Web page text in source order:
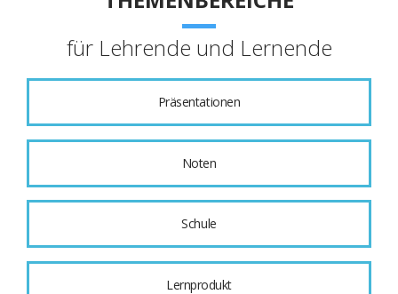
für Lehrende und Lernende
Präsentationen
Noten
Schule
Lernprodukt